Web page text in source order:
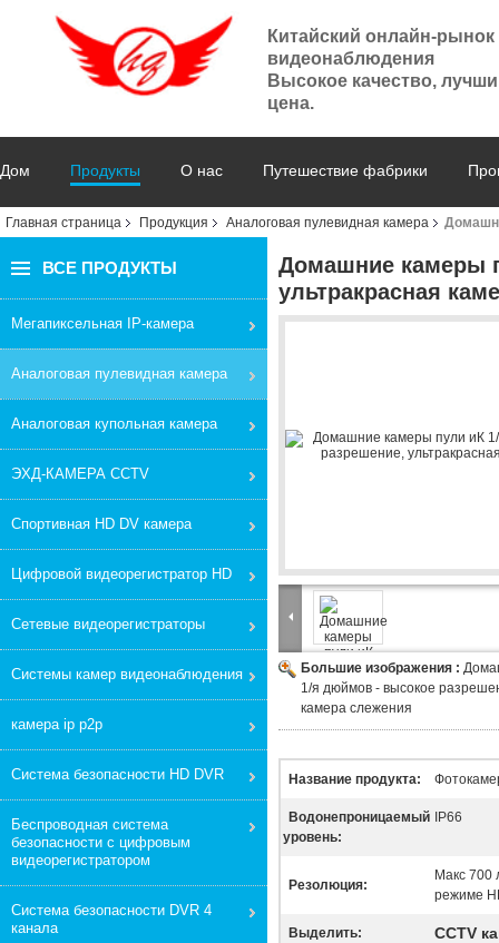
Китайский онлайн-рынок
видеонаблюдения
Высокое качество,
цена.
Дом Продукты О нас Путешествие фабрики
Главная страница Продукция Аналоговая пулевидная камера
ВСЕ ПРОДУКТЫ
Мегапиксельная IP-камера
Аналоговая пулевидная камера
Аналоговая купольная камера
ЭХД-КАМЕРА CCTV
Спортивная HD DV камера
Цифровой видеорегистратор HD
Сетевые видеорегистраторы
Системы камер видеонаблюдения
камера ip p2p
Система безопасности HD DVR
Беспроводная система
безопасности с цифровым
видеорегистратором
Система безопасности DVR 4
канала
Домашние камеры
ультракрасная
Большие изображения :
1/я дюймов - высокое
камера слежения
Название продукта:
Водонепроницаемый
уровень:
IP66
Резолюция:
Макс 700
режиме
Выделить: CCTV